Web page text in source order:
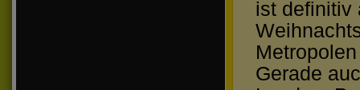
ist definitiv
Gerade